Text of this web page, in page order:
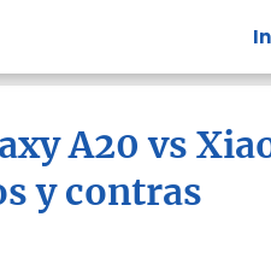
A20 vs
y contras